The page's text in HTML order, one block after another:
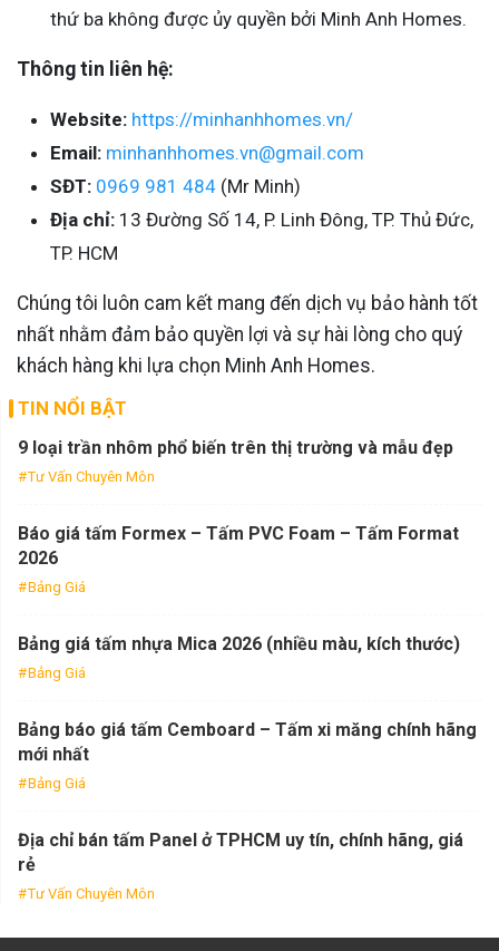
thứ ba không được ủy quyền bởi Minh Anh Homes.
Thông tin liên hệ:
Website: https://minhanhhomes.vn/
Email: minhanhhomes.vn@gmail.com
SĐT: 0969 981 484 (Mr Minh)
Địa chỉ: 13 Đường Số 14, P. Linh Đông, TP. Thủ Đức,
TP. HCM
Chúng tôi luôn cam kết mang đến dịch vụ bảo hành tốt
nhất nhằm đảm bảo quyền lợi và sự hài lòng cho quý
khách hàng khi lựa chọn Minh Anh Homes.
TIN NỔI BẬT
9 loại trần nhôm phổ biến trên thị trường và mẫu đẹp
Tư Vấn Chuyên Môn
Báo giá tấm Formex – Tấm PVC Foam – Tấm Format
2026
Bảng Giá
Bảng giá tấm nhựa Mica 2026 (nhiều màu, kích thước)
Bảng Giá
Bảng báo giá tấm Cemboard – Tấm xi măng chính hãng
mới nhất
Bảng Giá
Địa chỉ bán tấm Panel ở TPHCM uy tín, chính hãng, giá
rẻ
Tư Vấn Chuyên Môn